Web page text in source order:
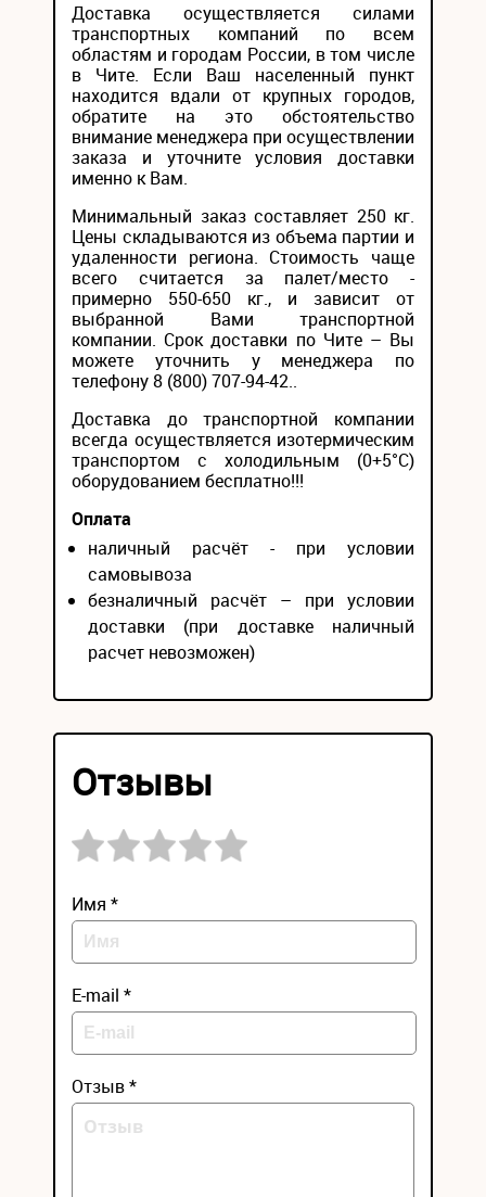
Доставка осуществляется силами
транспортных компаний по всем
областям и городам России, в том числе
в Чите. Если Ваш населенный пункт
находится вдали от крупных городов,
обратите на это обстоятельство
внимание менеджера при осуществлении
заказа и уточните условия доставки
именно к Вам.
Минимальный заказ составляет 250 кг.
Цены складываются из объема партии и
удаленности региона. Стоимость чаще
всего считается за палет/место -
примерно 550-650 кг., и зависит от
выбранной Вами транспортной
компании. Срок доставки по Чите – Вы
можете уточнить у менеджера по
телефону 8 (800) 707-94-42..
Доставка до транспортной компании
всегда осуществляется изотермическим
транспортом с холодильным (0+5°С)
оборудованием бесплатно!!!
Оплата
наличный расчёт - при условии
самовывоза
безналичный расчёт – при условии
доставки (при доставке наличный
расчет невозможен)
Отзывы
Имя *
E-mail *
Отзыв *